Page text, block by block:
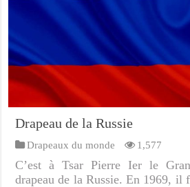
Drapeau de la Russie
Drapeaux du monde 1,577
C’est à Tsar Pierre Ier le
drapeau de la Russie. En 1969, il